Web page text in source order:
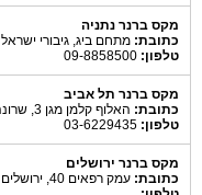
מקס ברנר נתניה
כתובת: מתחם ביג, גיבורי ישראל 17, נתניה
טלפון:
מקס ברנר תל אביב
כתובת: האלוף קלמן מגן 3, שרונה מרקט, תל אביב
טלפון:
מקס ברנר ירושלים
כתובת: עמק רפאים 40, ירושלים